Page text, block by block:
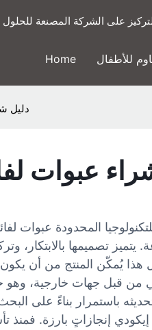
التركيز على الشركة المصنعة
Home للأطفال
دليل
عبوات
المحدودة عبوات
يتميز تصميمها بالابتكار،
هذا يُمكّن المنتج من أن
من قبل جهات خارجية،
إنجازاتٍ بارزة. فمنذ